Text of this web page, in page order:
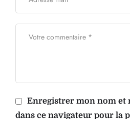
Enregistrer mon nom et
dans ce navigateur pour la